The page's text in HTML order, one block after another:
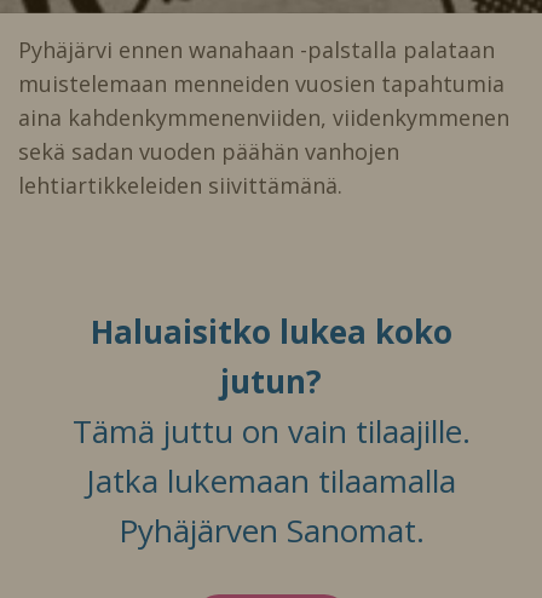
Pyhäjärvi ennen wanahaan -palstalla palataan
muistelemaan menneiden vuosien tapahtumia
aina kahdenkymmenenviiden, viidenkymmenen
sekä sadan vuoden päähän vanhojen
lehtiartikkeleiden siivittämänä.
Haluaisitko lukea koko
jutun?
Tämä juttu on vain tilaajille.
Jatka lukemaan tilaamalla
Pyhäjärven Sanomat.